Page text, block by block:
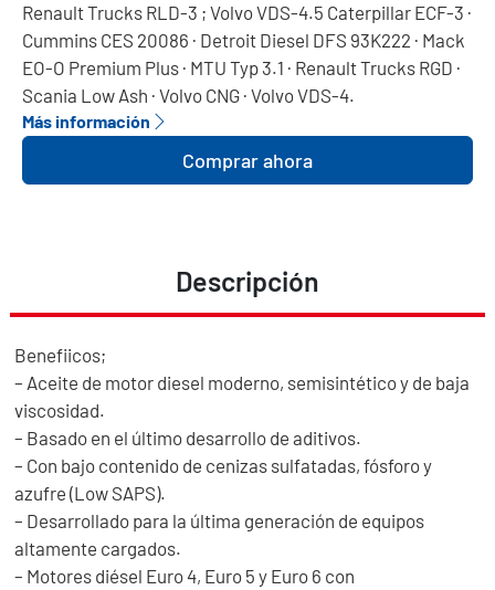
Renault Trucks RLD-3 ; Volvo VDS-4.5 Caterpillar ECF-3 ·
Cummins CES 20086 · Detroit Diesel DFS 93K222 · Mack
EO-O Premium Plus · MTU Typ 3.1 · Renault Trucks RGD ·
Scania Low Ash · Volvo CNG · Volvo VDS-4.
Más información
Comprar ahora
Descripción
Benefiicos;
– Aceite de motor diesel moderno, semisintético y de baja
viscosidad.
– Basado en el último desarrollo de aditivos.
– Con bajo contenido de cenizas sulfatadas, fósforo y
azufre (Low SAPS).
– Desarrollado para la última generación de equipos
altamente cargados.
– Motores diésel Euro 4, Euro 5 y Euro 6 con